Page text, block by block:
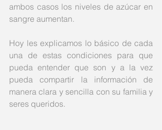
ambos casos los niveles de azúcar en
sangre aumentan.
Hoy les explicamos lo básico de cada
una de estas condiciones para que
pueda entender que son y a la vez
pueda compartir la información de
manera clara y sencilla con su familia y
seres queridos.